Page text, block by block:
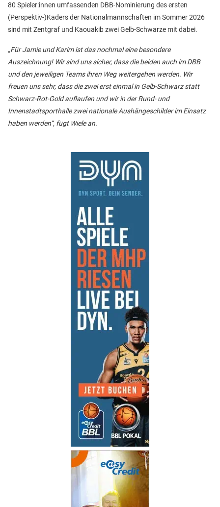
80 Spieler:innen umfassenden DBB-Nominierung des ersten
(Perspektiv-)Kaders der Nationalmannschaften im Sommer 2026
sind mit Zentgraf und Kaouakib zwei Gelb-Schwarze mit dabei.
„Für Jamie und Karim ist das nochmal eine besondere
Auszeichnung! Wir sind uns sicher, dass die beiden auch im DBB
und den jeweiligen Teams ihren Weg weitergehen werden. Wir
freuen uns sehr, dass die zwei erst einmal in Gelb-Schwarz statt
Schwarz-Rot-Gold auflaufen und wir in der Rund- und
Innenstadtsporthalle zwei nationale Aushängeschilder im Einsatz
haben werden“, fügt Wiele an.